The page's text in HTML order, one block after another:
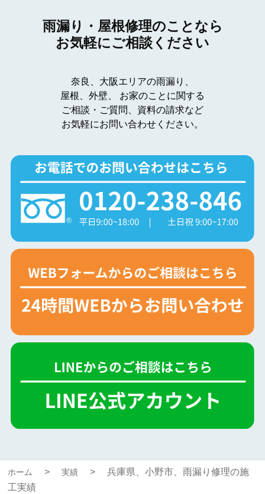
雨漏り・屋根修理のことなら
お気軽にご相談ください
奈良、大阪エリアの雨漏り、
屋根、外壁、
お家のことに関する
ご相談・ご質問、資料の請求など
お気軽にお問い合わせください。
ホーム 実績
兵庫県、小野市、雨漏り修理の施
工実績